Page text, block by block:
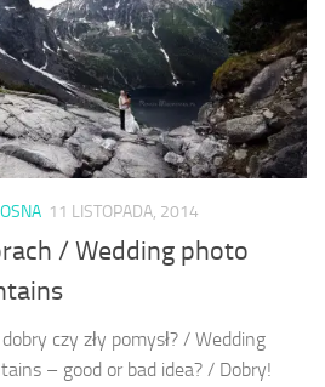
11 LISTOPADA, 2014
/ Wedding photo
czy zły pomysł? / Wedding
– good or bad idea? / Dobry!